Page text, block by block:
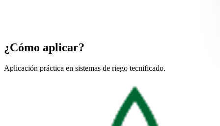
¿Cómo aplicar?
Aplicación práctica en sistemas de riego tecnificado.